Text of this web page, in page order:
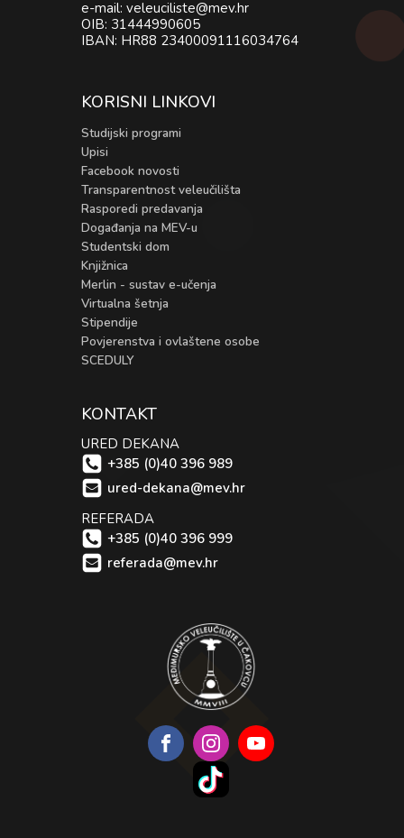
e-mail: veleuciliste@mev.hr
OIB: 31444990605
IBAN: HR88 23400091116034764
KORISNI LINKOVI
Studijski programi
Upisi
Facebook novosti
Transparentnost veleučilišta
Rasporedi predavanja
Događanja na MEV-u
Studentski dom
Knjižnica
Merlin - sustav e-učenja
Virtualna šetnja
Stipendije
Povjerenstva i ovlaštene osobe
SCEDULY
KONTAKT
URED DEKANA
+385 (0)40 396 989
ured-dekana@mev.hr
REFERADA
+385 (0)40 396 999
referada@mev.hr